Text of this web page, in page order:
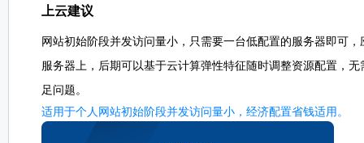
上云建议
网站初始阶段并发访问量小，只需要一台低配置的服务器即可
服务器上，后期可以基于云计算弹性特征随时调整资源配置，
足问题。
适用于个人网站初始阶段并发访问量小，经济配置省钱适用。